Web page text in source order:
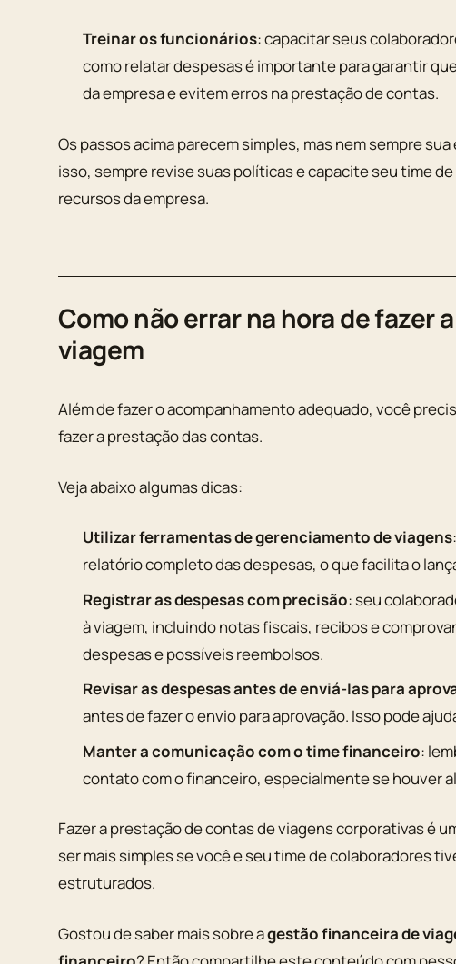
Treinar os funcionários: capacitar seus
como relatar despesas é importante para garantir
da empresa e evitem erros na prestação de contas.
Os passos acima parecem simples, mas nem sempre
isso, sempre revise suas políticas e capacite seu time
recursos da empresa.
Como não errar na hora de fazer
viagem
Além de fazer o acompanhamento adequado, você
fazer a prestação das contas.
Veja abaixo algumas dicas:
Utilizar ferramentas de gerenciamento de viagens
relatório completo das despesas, o que facilita o
Registrar as despesas com precisão: seu
à viagem, incluindo notas fiscais, recibos e
despesas e possíveis reembolsos.
Revisar as despesas antes de enviá-las para
antes de fazer o envio para aprovação. Isso pode
Manter a comunicação com o time financeiro:
contato com o financeiro, especialmente se houver
Fazer a prestação de contas de viagens corporativas é
ser mais simples se você e seu time de colaboradores
estruturados.
Gostou de saber mais sobre agestão financeira de